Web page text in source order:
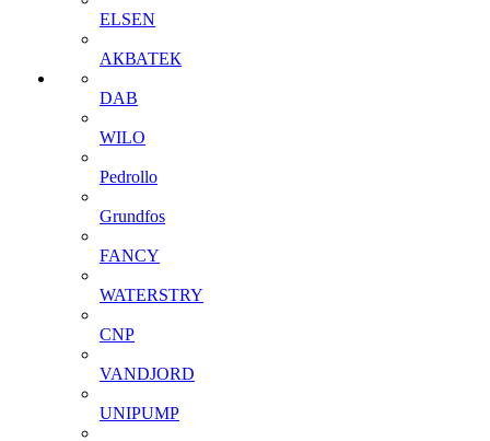
ELSEN
АКВАТЕК
DAB
WILO
Pedrollo
Grundfos
FANCY
WATERSTRY
CNP
VANDJORD
UNIPUMP